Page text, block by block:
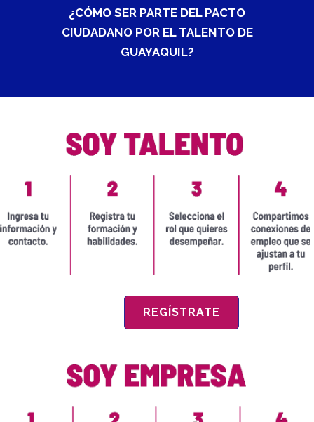
¿CÓMO SER PARTE DEL PACTO
CIUDADANO POR EL TALENTO DE
GUAYAQUIL?
REGÍSTRATE